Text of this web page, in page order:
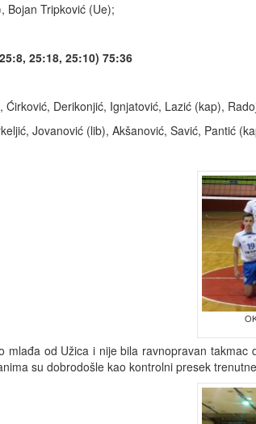
Bojan Tripković (Ue);
25:18, 25:10) 75:36
Ćirković, Derikonjić, Ignjatović, Lazić (kap),
Jovanović (lib), Akšanović, Savić, Pantić
mlađa od Užica i nije bila ravnopravan
su dobrodošle kao kontrolni presek